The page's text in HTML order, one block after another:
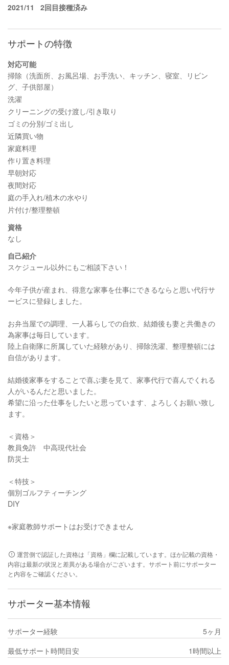
2021/11 2回目接種済み
サポートの特徴
対応可能
掃除（洗面所、お風呂場、お手洗い、キッチン、寝室、リビン
グ、子供部屋）
洗濯
クリーニングの受け渡し/引き取り
ゴミの分別/ゴミ出し
近隣買い物
家庭料理
作り置き料理
早朝対応
夜間対応
庭の手入れ/植木の水やり
片付け/整理整頓
資格
なし
自己紹介
スケジュール以外にもご相談下さい！
今年子供が産まれ、得意な家事を仕事にできるならと思い代行サ
ービスに登録しました。
お弁当屋での調理、一人暮らしでの自炊、結婚後も妻と共働きの
為家事は毎日しています。
陸上自衛隊に所属していた経験があり、掃除洗濯、整理整頓には
自信があります。
結婚後家事をすることで喜ぶ妻を見て、家事代行で喜んでくれる
人がいるんだと思いました。
希望に沿った仕事をしたいと思っています、よろしくお願い致し
ます。
＜資格＞
教員免許 中高現代社会
防災士
＜特技＞
個別ゴルフティーチング
DIY
※家庭教師サポートはお受けできません
運営側で認証した資格は「資格」欄に記載しています。ほか記載の資格・
内容は最新の状況と差異がある場合がございます。サポート前にサポーター
と内容をご確認ください。
サポーター基本情報
サポーター経験
5ヶ月
最低サポート時間目安
1時間以上